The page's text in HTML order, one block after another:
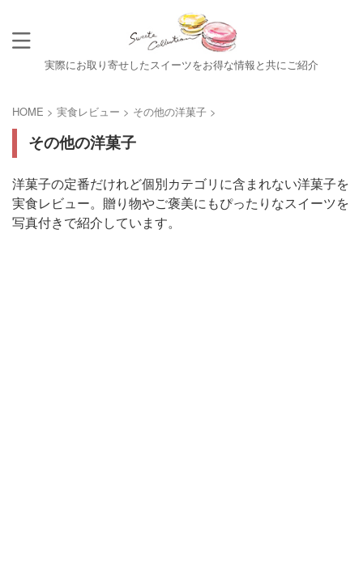
実際にお取り寄せしたスイーツをお得な情報と共にご紹介
HOME > 実食レビュー > その他の洋菓子 >
その他の洋菓子
洋菓子の定番だけれど個別カテゴリに含まれない洋菓子を
実食レビュー。贈り物やご褒美にもぴったりなスイーツを
写真付きで紹介しています。